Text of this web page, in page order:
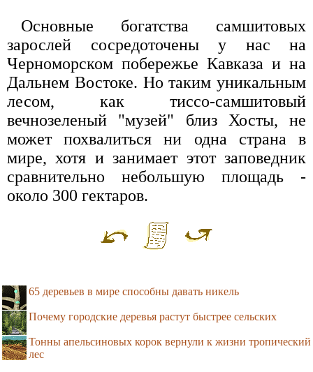
Основные богатства самшитовых
зарослей сосредоточены у нас на
Черноморском побережье Кавказа и на
Дальнем Востоке. Но таким уникальным
лесом, как тиссо-самшитовый
вечнозеленый "музей" близ Хосты, не
может похвалиться ни одна страна в
мире, хотя и занимает этот заповедник
сравнительно небольшую площадь -
около 300 гектаров.
65 деревьев в мире способны давать никель
Почему городские деревья растут быстрее сельских
Тонны апельсиновых корок вернули к жизни тропический
лес